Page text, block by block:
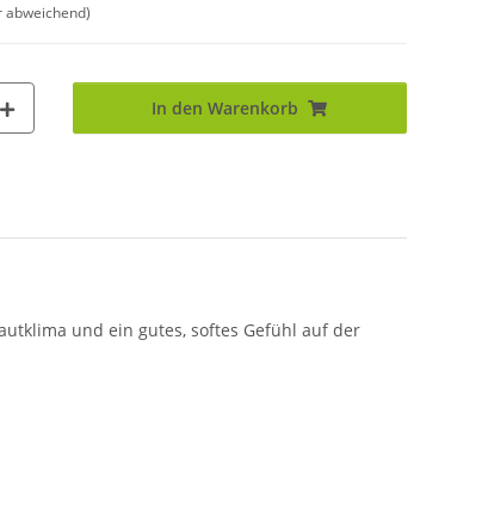
abweichend)
In den Warenkorb
und ein gutes, softes Gefühl auf der